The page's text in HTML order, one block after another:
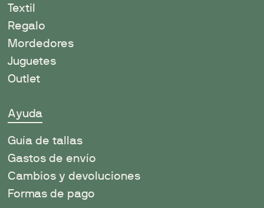
Textil
Regalo
Mordedores
Juguetes
Outlet
Ayuda
Guía de tallas
Gastos de envío
Cambios y devoluciones
Formas de pago